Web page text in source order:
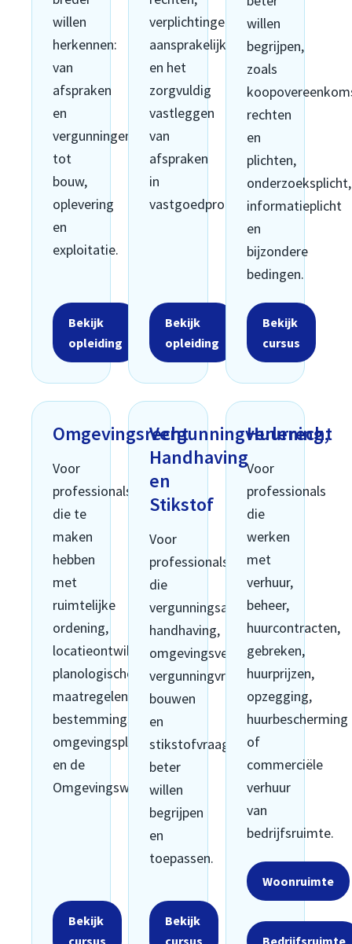
willen
herkennen:
van
afspraken
en
vergunningen
tot
bouw,
oplevering
en
exploitatie.
Bekijk
opleiding
verplichtingen,
aansprakelijkheid
en het
zorgvuldig
vastleggen
van
afspraken
in
vastgoedprocessen.
Bekijk
opleiding
willen
begrijpen,
zoals
rechten
en
plichten,
onderzoeksplicht,
informatieplicht
en
bijzondere
bedingen.
Bekijk
cursus
Omgevingsrecht
Voor
professionals
die te
maken
hebben
met
ruimtelijke
ordening,
locatieontwikkeling,
planologische
maatregelen,
bestemmingsplannen,
omgevingsplannen
en de
Omgevingswet.
Bekijk
cursus
Vergunningverlening,
Handhaving
en
Stikstof
Voor
professionals
die
vergunningsaanvragen,
handhaving,
omgevingsvergunningen,
vergunningvrij
bouwen
en
stikstofvraagstukken
beter
willen
begrijpen
en
toepassen.
Bekijk
cursus
Huurrecht
Voor
professionals
die
werken
met
verhuur,
beheer,
huurcontracten,
gebreken,
huurprijzen,
opzegging,
huurbescherming
of
commerciële
verhuur
van
bedrijfsruimte.
Woonruimte
Bedrijfsruimte